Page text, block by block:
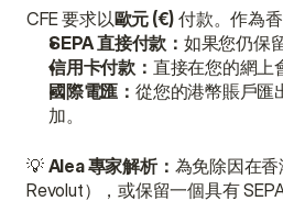
CFE 要求以歐元 (€) 付款。作為
SEPA 直接付款： 如果您仍保
信用卡付款： 直接在您的網上
國際電匯： 從您的港幣賬戶匯
加。
💡 Alea 專家解析： 為免除因在
Revolut），或保留一個具有